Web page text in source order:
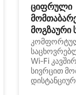
ციფრული
მოგზაური
Wi‑Fi
სივრცით